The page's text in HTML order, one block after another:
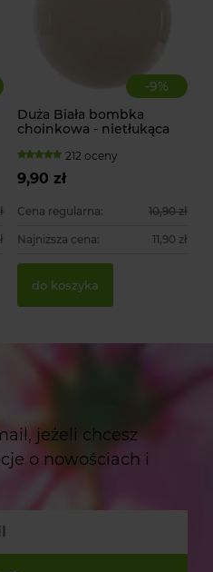
-9%
Duża Biała bombka
choinkowa - nietłukąca
212 oceny
9,90 zł
Cena regularna: 10,90 zł
Najniższa cena: 11,90 zł
do koszyka
jeżeli chcesz
o nowościach i